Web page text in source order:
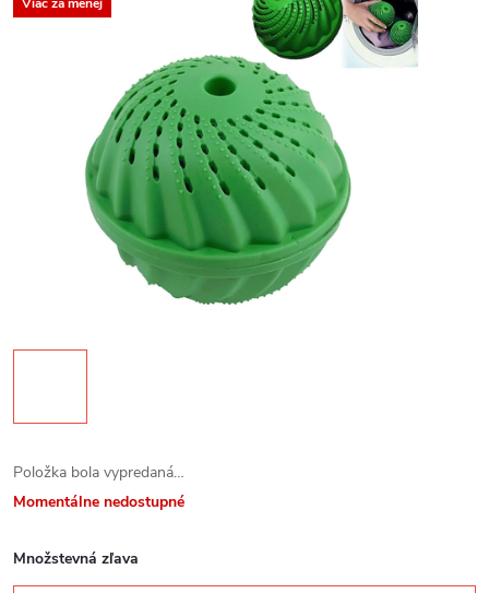
Položka bola vypredaná…
Momentálne nedostupné
Množstevná zľava